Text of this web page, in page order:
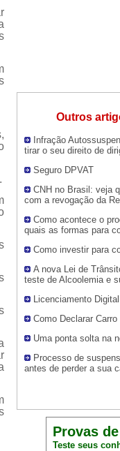
Outros
Infração
tirar o seu direito de
Seguro DPVAT
CNH no Brasil: veja
com a revogação da
Como acontece o
quais as formas para
Como investir para
A nova Lei de
teste de Alcoolemia e
Licenciamento
Como Declarar
Uma ponta solta na
Processo de
antes de perder a sua
Provas
Teste seus